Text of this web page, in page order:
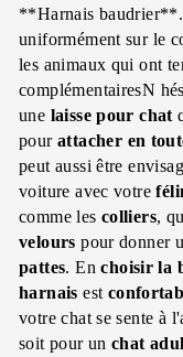
**Harnais
uniformément sur le
les animaux qui ont
complémentairesN
une laisse pour chat
pour attacher en
peut aussi être
voiture avec votre
comme les colliers,
velours pour donner
pattes. Enchoisir la
harnais est
votre chat se sente à
soit pour unchat